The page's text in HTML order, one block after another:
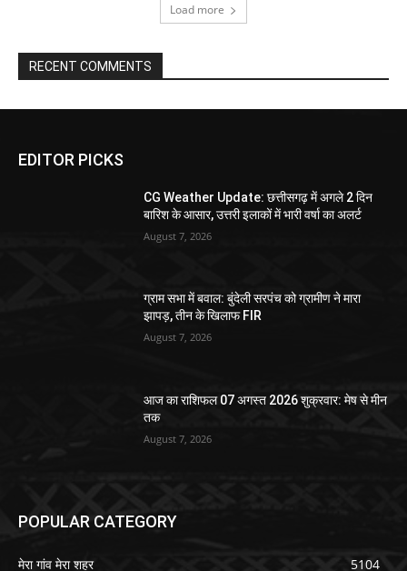
Load more
RECENT COMMENTS
EDITOR PICKS
CG Weather Update: छत्तीसगढ़ में अगले 2 दिन
बारिश के आसार, उत्तरी इलाकों में भारी वर्षा का अलर्ट
August 7, 2026
ग्राम सभा में बवाल: बुंदेली सरपंच को ग्रामीण ने मारा
झापड़, तीन के खिलाफ FIR
August 7, 2026
आज का राशिफल 07 अगस्त 2026 शुक्रवार: मेष से मीन
तक
August 7, 2026
POPULAR CATEGORY
मेरा गांव मेरा शहर
5104